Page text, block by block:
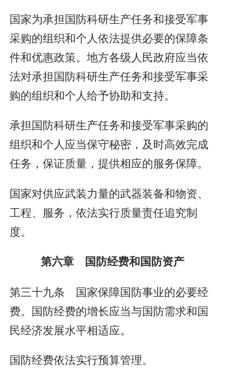
国家为承担国防科研生产任务和接受军事
采购的组织和个人依法提供必要的保障条
件和优惠政策。地方各级人民政府应当依
法对承担国防科研生产任务和接受军事采
购的组织和个人给予协助和支持。
承担国防科研生产任务和接受军事采购的
组织和个人应当保守秘密，及时高效完成
任务，保证质量，提供相应的服务保障。
国家对供应武装力量的武器装备和物资、
工程、服务，依法实行质量责任追究制
度。
第六章 国防经费和国防资产
第三十九条 国家保障国防事业的必要经
费。国防经费的增长应当与国防需求和国
民经济发展水平相适应。
国防经费依法实行预算管理。